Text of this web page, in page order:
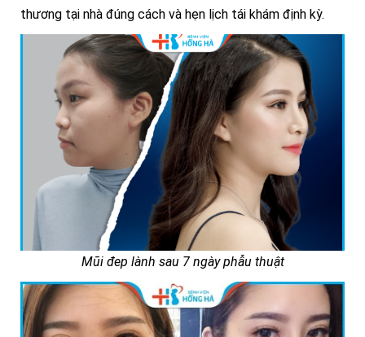
thương tại nhà đúng cách và hẹn lịch tái khám định kỳ.
Mũi đep lành sau 7 ngày phẫu thuật